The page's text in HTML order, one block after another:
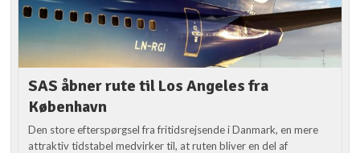
SAS åbner rute til Los Angeles fra
København
Den store efterspørgsel fra fritidsrejsende i Danmark, en mere
attraktiv tidstabel medvirker til, at ruten bliver en del af